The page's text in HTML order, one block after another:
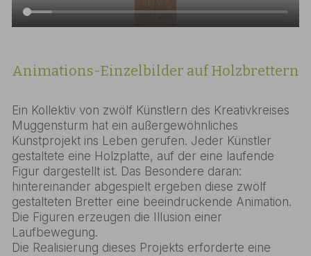
Animations-Einzelbilder auf Holzbrettern
Ein Kollektiv von zwölf Künstlern des Kreativkreises
Muggensturm hat ein außergewöhnliches
Kunstprojekt ins Leben gerufen. Jeder Künstler
gestaltete eine Holzplatte, auf der eine laufende
Figur dargestellt ist. Das Besondere daran:
hintereinander abgespielt ergeben diese zwölf
gestalteten Bretter eine beeindruckende Animation.
Die Figuren erzeugen die Illusion einer
Laufbewegung.
Die Realisierung dieses Projekts erforderte eine